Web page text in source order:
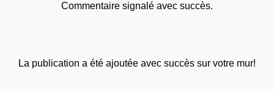
Commentaire signalé avec succès.
La publication a été ajoutée avec succès sur votre mur!